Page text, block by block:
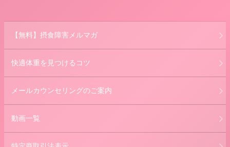
【無料】摂食障害メルマガ
快適体重を見つけるコツ
メールカウンセリングのご案内
動画一覧